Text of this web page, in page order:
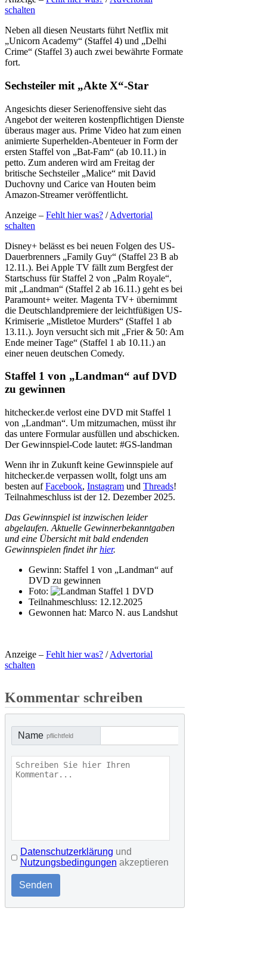
schalten
Neben all diesen Neustarts führt Netflix mit
„Unicorn Academy“ (Staffel 4) und „Delhi
Crime“ (Staffel 3) auch zwei bewährte Formate
fort.
Sechsteiler mit „Akte X“-Star
Angesichts dieser Serienoffensive sieht das
Angebot der weiteren kostenpflichtigen Dienste
überaus mager aus. Prime Video hat zum einen
animierte Superhelden-Abenteuer in Form der
ersten Staffel von „Bat-Fam“ (ab 10.11.) in
petto. Zum anderen wird am Freitag der
britische Sechsteiler „Malice“ mit David
Duchovny und Carice van Houten beim
Amazon-Streamer veröffentlicht.
Anzeige – Fehlt hier was? /Advertorial
schalten
Disney+ belässt es bei neuen Folgen des US-
Dauerbrenners „Family Guy“ (Staffel 23 B ab
12.11.). Bei Apple TV fällt zum Bergfest der
Startschuss für Staffel 2 von „Palm Royale“,
mit „Landman“ (Staffel 2 ab 16.11.) geht es bei
Paramount+ weiter. Magenta TV+ übernimmt
die Deutschlandpremiere der leichtfüßigen US-
Krimiserie „Mistletoe Murders“ (Staffel 1 ab
13.11.). Joyn versucht sich mit „Frier & 50: Am
Ende meiner Tage“ (Staffel 1 ab 10.11.) an
einer neuen deutschen Comedy.
Staffel 1 von „Landman“ auf DVD
zu gewinnen
hitchecker.de verlost eine DVD mit Staffel 1
von „Landman“. Um mitzumachen, müsst ihr
das untere Formular ausfüllen und abschicken.
Der Gewinnspiel-Code lautet: #GS-landman
Wenn ihr in Zukunft keine Gewinnspiele auf
hitchecker.de verpassen wollt, folgt uns am
besten aufFacebook, Instagram und Threads!
Teilnahmeschluss ist der 12. Dezember 2025.
Das Gewinnspiel ist inzwischen leider
abgelaufen. Aktuelle Gewinnerbekanntgaben
und eine Übersicht mit bald endenden
Gewinnspielen findet ihrhier.
Gewinn: Staffel 1 von „Landman“ auf
DVD zu gewinnen
Foto:
Teilnahmeschluss: 12.12.2025
Gewonnen hat: Marco N. aus Landshut
Anzeige – Fehlt hier was? /Advertorial
schalten
Kommentar schreiben
Name pflichtfeld
Datenschutzerklärung und
Nutzungsbedingungen akzeptieren
Senden